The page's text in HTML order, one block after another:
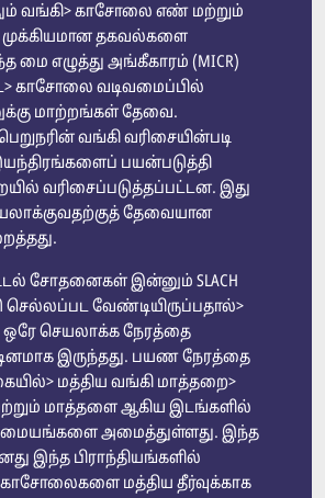
வங்கி> காசோலை எண் மற்றும்
முக்கியமான தகவல்களை
மை எழுத்து அங்கீகாரம் (MICR)
காசோலை வடிவமைப்பில்
மாற்றங்கள் தேவை.
வங்கி வரிசையின்படி
பயன்படுத்தி
வரிசைப்படுத்தப்பட்டன. இது
தேவையான
சோதனைகள் இன்னும் SLACH
வேண்டியிருப்பதால்>
ஒரே செயலாக்க நேரத்தை
இருந்தது. பயண நேரத்தை
மத்திய வங்கி மாத்தறை>
மாத்தளை ஆகிய இடங்களில்
மையங்களை அமைத்துள்ளது. இந்த
இந்த பிராந்தியங்களில்
காசோலைகளை மத்திய தீர்வுக்காக